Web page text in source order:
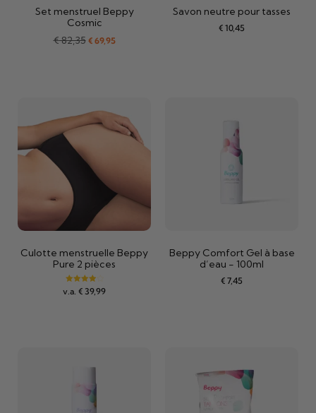
Set menstruel Beppy
Cosmic
€82,35 €69,95
Savon neutre pour tasses
€ 10,45
Culotte menstruelle Beppy
Pure 2 pièces
Noté
4.00
v.a. € 39,99
Beppy Comfort Gel à base
d’eau - 100ml
€ 7,45